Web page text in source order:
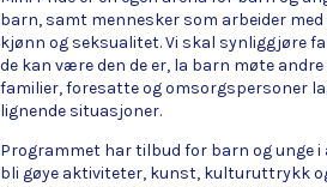
barn, samt mennesker som arbeider
kjønn og seksualitet. Vi skal synliggjøre
de kan være den de er, la barn møte
familier, foresatte og omsorgspersoner
lignende situasjoner.
Programmet har tilbud for barn og unge i
bli gøye aktiviteter, kunst, kulturuttrykk